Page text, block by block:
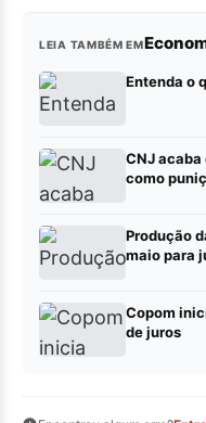
LEIA TAMBÉM EM
Entenda o
CNJ
como
Produção
maio para
Copom
de juros